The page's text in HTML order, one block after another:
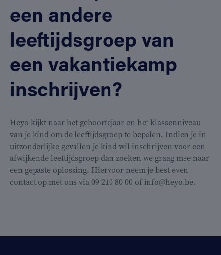
een andere
leeftijdsgroep van
een vakantiekamp
inschrijven?
Heyo kijkt naar het geboortejaar en het klassenniveau
van je kind om de leeftijdsgroep te bepalen. Indien je in
uitzonderlijke gevallen je kind wil inschrijven voor een
afwijkende leeftijdsgroep dan zoeken we graag mee naar
een gepaste oplossing. Hiervoor neem je best even
contact op met ons via 09 210 80 00 of info@heyo.be.